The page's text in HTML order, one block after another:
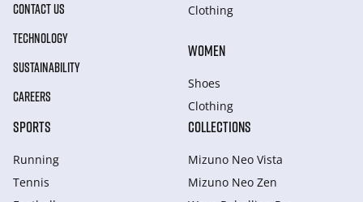
CONTACT US
TECHNOLOGY
SUSTAINABILITY
CAREERS
Clothing
WOMEN
Shoes
Clothing
SPORTS
Running
Tennis
COLLECTIONS
Mizuno Neo Vista
Mizuno Neo Zen